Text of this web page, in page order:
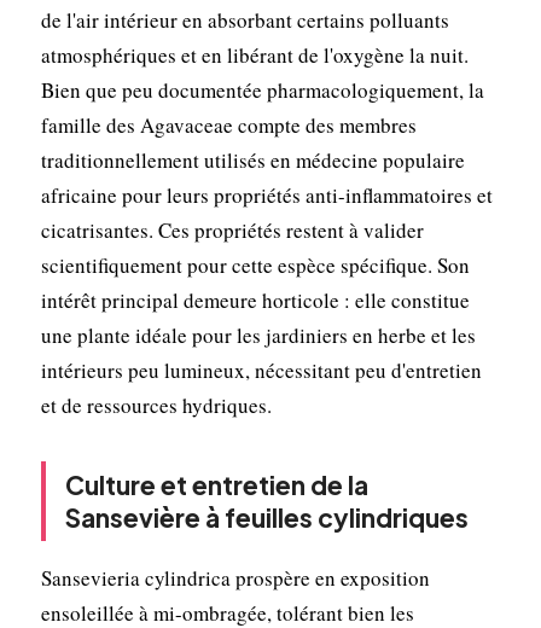
de l'air intérieur en absorbant certains polluants
atmosphériques et en libérant de l'oxygène la nuit.
Bien que peu documentée pharmacologiquement, la
famille des Agavaceae compte des membres
traditionnellement utilisés en médecine populaire
africaine pour leurs propriétés anti-inflammatoires et
cicatrisantes. Ces propriétés restent à valider
scientifiquement pour cette espèce spécifique. Son
intérêt principal demeure horticole : elle constitue
une plante idéale pour les jardiniers en herbe et les
intérieurs peu lumineux, nécessitant peu d'entretien
et de ressources hydriques.
Culture et entretien de la
Sansevière à feuilles cylindriques
Sansevieria cylindrica prospère en exposition
ensoleillée à mi-ombragée, tolérant bien les